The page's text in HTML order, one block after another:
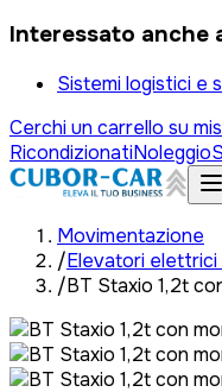
Interessato anche
Sistemi logistici e
Cerchi un carrello su
RicondizionatiNoleggio
Movimentazione
/Elevatori
/BT Staxio 1,2t